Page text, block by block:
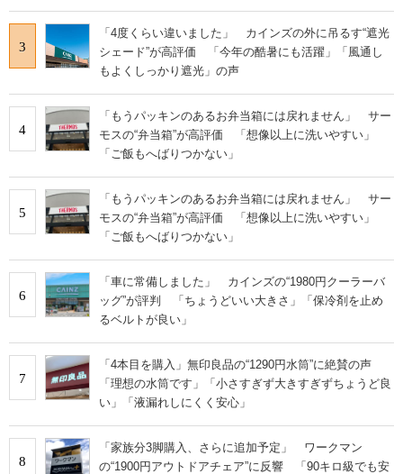
3
「4度くらい違いました」 カインズの外に吊るす“遮光
シェード”が高評価 「今年の酷暑にも活躍」「風通し
もよくしっかり遮光」の声
4
「もうパッキンのあるお弁当箱には戻れません」 サー
モスの“弁当箱”が高評価 「想像以上に洗いやすい」
「ご飯もへばりつかない」
5
「もうパッキンのあるお弁当箱には戻れません」 サー
モスの“弁当箱”が高評価 「想像以上に洗いやすい」
「ご飯もへばりつかない」
6
「車に常備しました」 カインズの“1980円クーラーバ
ッグ”が評判 「ちょうどいい大きさ」「保冷剤を止め
るベルトが良い」
7
「4本目を購入」無印良品の“1290円水筒”に絶賛の声
「理想の水筒です」「小さすぎず大きすぎずちょうど良
い」「液漏れしにくく安心」
8
「家族分3脚購入、さらに追加予定」 ワークマン
の“1900円アウトドアチェア”に反響 「90キロ級でも安